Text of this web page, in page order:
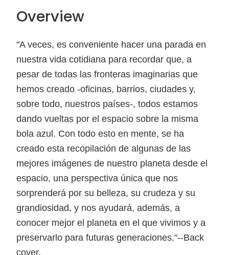
Overview
"A veces, es conveniente hacer una parada en
nuestra vida cotidiana para recordar que, a
pesar de todas las fronteras imaginarias que
hemos creado -oficinas, barrios, ciudades y,
sobre todo, nuestros países-, todos estamos
dando vueltas por el espacio sobre la misma
bola azul. Con todo esto en mente, se ha
creado esta recopilación de algunas de las
mejores imágenes de nuestro planeta desde el
espacio, una perspectiva única que nos
sorprenderá por su belleza, su crudeza y su
grandiosidad, y nos ayudará, además, a
conocer mejor el planeta en el que vivimos y a
preservarlo para futuras generaciones."--Back
cover.